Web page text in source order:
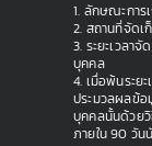
1. ลักษณะการ
2. สถานที่จัดเ
3. ระยะเวลา
บุคคล
4. เมื่อพ้นระย
ประมวลผลข้อ
บุคคลนั้นด้วยวิ
ภายใน 90 วัน